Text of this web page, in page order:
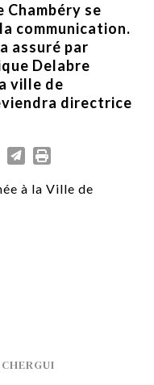
Chambéry se
communication.
assuré par
Delabre
ville de
directrice